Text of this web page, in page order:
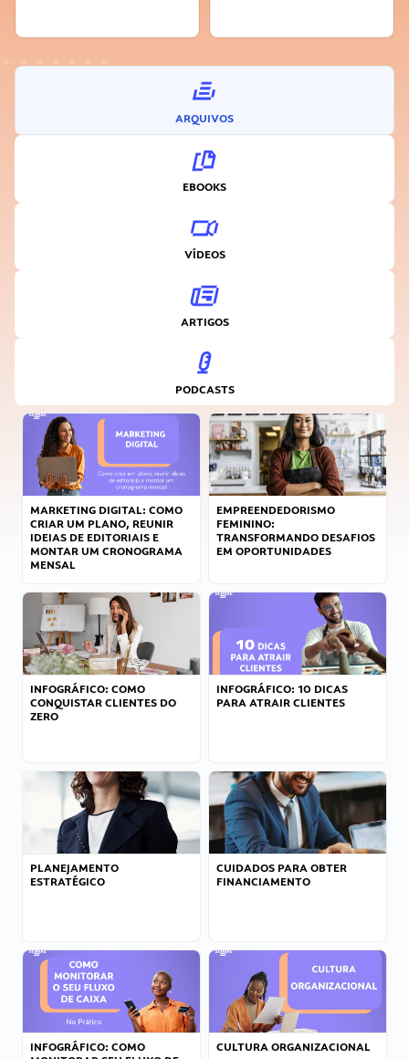
ARQUIVOS
EBOOKS
VÍDEOS
ARTIGOS
PODCASTS
MARKETING DIGITAL: COMO
CRIAR UM PLANO, REUNIR
IDEIAS DE EDITORIAIS E
MONTAR UM CRONOGRAMA
MENSAL
EMPREENDEDORISMO
FEMININO:
TRANSFORMANDO DESAFIOS
EM OPORTUNIDADES
INFOGRÁFICO: COMO
CONQUISTAR CLIENTES DO
ZERO
INFOGRÁFICO: 10 DICAS
PARA ATRAIR CLIENTES
PLANEJAMENTO
ESTRATÉGICO
CUIDADOS PARA OBTER
FINANCIAMENTO
INFOGRÁFICO: COMO
CULTURA ORGANIZACIONAL